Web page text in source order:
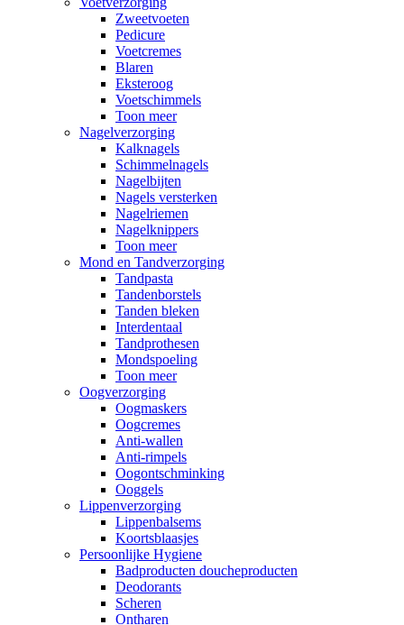
Zweetvoeten
Pedicure
Voetcremes
Blaren
Eksteroog
Voetschimmels
Toon meer
Nagelverzorging
Kalknagels
Schimmelnagels
Nagelbijten
Nagels versterken
Nagelriemen
Nagelknippers
Toon meer
Mond en Tandverzorging
Tandpasta
Tandenborstels
Tanden bleken
Interdentaal
Tandprothesen
Mondspoeling
Toon meer
Oogverzorging
Oogmaskers
Oogcremes
Anti-wallen
Anti-rimpels
Oogontschminking
Ooggels
Lippenverzorging
Lippenbalsems
Koortsblaasjes
Persoonlijke Hygiene
Badproducten doucheproducten
Deodorants
Scheren
Ontharen